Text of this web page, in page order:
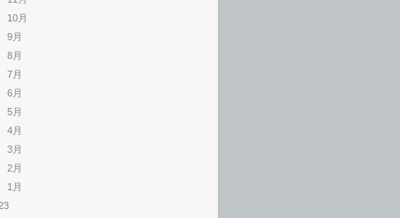
10月
9月
8月
7月
6月
5月
4月
3月
2月
1月